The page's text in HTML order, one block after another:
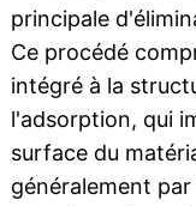
principale
Ce procédé
intégré à la
l'adsorption, qui
surface du
généralement